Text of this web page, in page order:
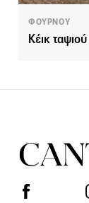
ΦΟΥΡΝΟΥ
Κέικ ταψιού